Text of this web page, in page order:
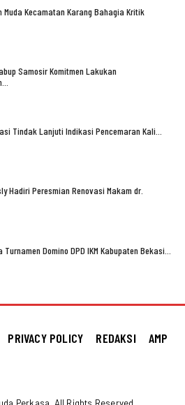
Muda Kecamatan Karang Bahagia Kritik
Samosir Komitmen Lakukan
Tindak Lanjuti Indikasi Pencemaran Kali…
Hadiri Peresmian Renovasi Makam dr.
Turnamen Domino DPD IKM Kabupaten Bekasi…
PRIVACY POLICY REDAKSI AMP
Perkasa. All Rights Reserved.